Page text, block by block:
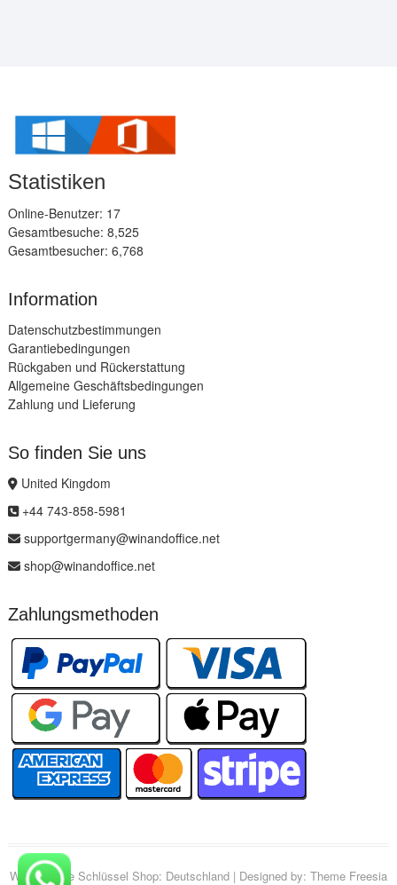
Statistiken
Online-Benutzer: 17
Gesamtbesuche: 8,525
Gesamtbesucher: 6,768
Information
Datenschutzbestimmungen
Garantiebedingungen
Rückgaben und Rückerstattung
Allgemeine Geschäftsbedingungen
Zahlung und Lieferung
So finden Sie uns
United Kingdom
+44 743-858-5981
supportgermany@winandoffice.net
shop@winandoffice.net
Zahlungsmethoden
Win & Office Schlüssel Shop: Deutschland| Designed by: Theme Freesia